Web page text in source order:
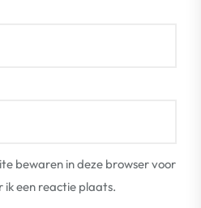
bewaren in deze browser voor
ik een reactie plaats.